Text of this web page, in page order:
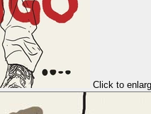
Click to